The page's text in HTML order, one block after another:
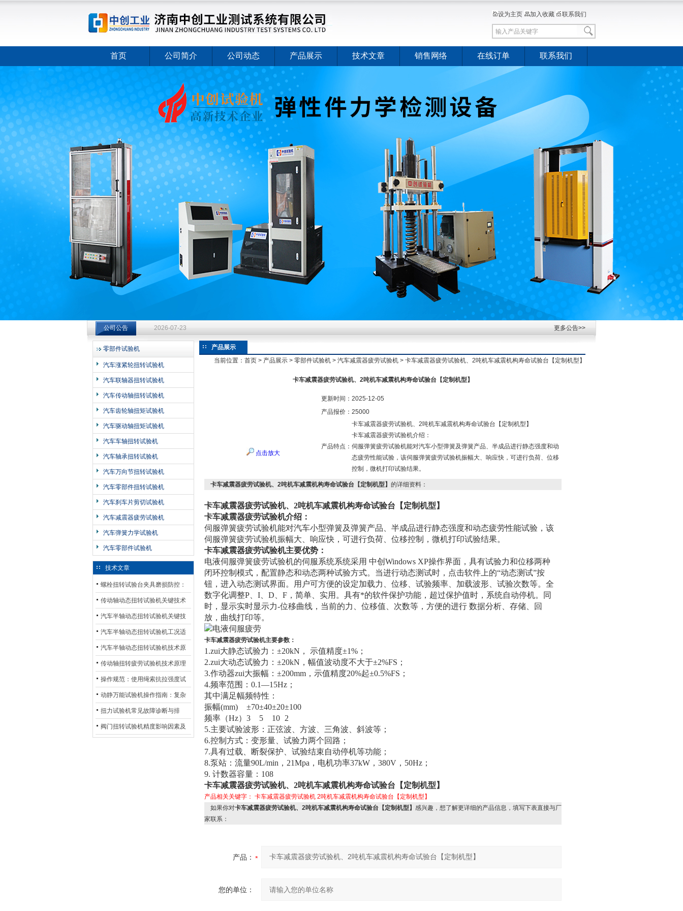
济南中创工业测试系统有限公司
设为主页 加入收藏 联系我们
首页 公司简介 公司动态 产品展示 技术文章 销售网络 在线订单 联系我们
公司公告 2026-07-23
钻杆扭转试验台选型指南：从额定扭矩到加载频率的工况适配逻辑
2026-07-23
钻杆扭转试验台选型指南：从额定扭矩到加载频率的工况适配逻辑
2026-07-23
更多公告>>
零部件试验机
汽车涨紧轮扭转试验机
汽车联轴器扭转试验机
汽车传动轴扭转试验机
汽车齿轮轴扭矩试验机
汽车驱动轴扭矩试验机
汽车车轴扭转试验机
汽车轴承扭转试验机
汽车万向节扭转试验机
汽车零部件扭转试验机
汽车刹车片剪切试验机
汽车减震器疲劳试验机
汽车弹簧力学试验机
汽车零部件试验机
技术文章
螺栓扭转试验台夹具磨损防控：
材质选型与表面处理的耐用性优
化
传动轴动态扭转试验机关键技术
及产业落地应用
汽车半轴动态扭转试验机关键技
术及产业落地应用
汽车半轴动态扭转试验机工况适
配与质控应用探析
汽车半轴动态扭转试验机技术原
理与行业应用
传动轴扭转疲劳试验机技术原理
与行业应用
操作规范：使用绳索抗拉强度试
验机的完整测试步骤
动静万能试验机操作指南：复杂
动态测试的标准化流程
扭力试验机常见故障诊断与排
除：从传感器信号异常到机械传
阀门扭转试验机精度影响因素及
产品展示
当前位置： 首页 > 产品展示 > 零部件试验机 > 汽车减震器疲劳试验机 > 卡车减震器疲劳试验机、2吨机车减震机构寿命试验台【定制机型】
卡车减震器疲劳试验机、2吨机车减震机构寿命试验台【定制机型】
点击放大
更新时间： 2025-12-05
产品报价： 25000
产品特点：
卡车减震器疲劳试验机、2吨机车减震机构寿命试验台【定制机型】
卡车减震器疲劳试验机介绍：
伺服弹簧疲劳试验机能对汽车小型弹簧及弹簧产品、半成品进行静态强度和动
态疲劳性能试验，该伺服弹簧疲劳试验机振幅大、响应快，可进行负荷、位移
控制，微机打印试验结果。
卡车减震器疲劳试验机、2吨机车减震机构寿命试验台【定制机型】 的详细资料：
卡车减震器疲劳试验机、2吨机车减震机构寿命试验台【定制机型】
卡车减震器疲劳试验机介绍：
伺服弹簧疲劳试验机能对汽车小型弹簧及弹簧产品、半成品进行静态强度和动态疲劳性能试验，该
伺服弹簧疲劳试验机振幅大、响应快，可进行负荷、位移控制，微机打印试验结果。
卡车减震器疲劳试验机主要优势：
电液伺服弹簧疲劳试验机的伺服系统系统采用 中创Windows XP操作界面，具有试验力和位移两种
闭环控制模式，配置静态和动态两种试验方式。当进行动态测试时，点击软件上的“动态测试”按
钮，进入动态测试界面。用户可方便的设定加载力、位移、试验频率、加载波形、试验次数等。全
数字化调整P、I、D、F，简单、实用。具有*的软件保护功能，超过保护值时，系统自动停机。同
时，显示实时显示力-位移曲线，当前的力、位移值、次数等，方便的进行 数据分析、存储、回
放，曲线打印等。
卡车减震器疲劳试验机主要参数：
1.zui大静态试验力：±20kN， 示值精度±1%；
2.zui大动态试验力：±20kN，幅值波动度不大于±2%FS；
3.作动器zui大振幅：±200mm，示值精度20%起±0.5%FS；
4.频率范围：0.1—15Hz；
其中满足幅频特性：
振幅(mm)
±70±40±20±100
频率（Hz） 3 5 10 2
5.主要试验波形：正弦波、方波、三角波、斜波等；
6.控制方式：变形量、试验力两个回路；
7.具有过载、断裂保护、试验结束自动停机等功能；
8.泵站：流量90L/min，21Mpa，电机功率37kW，380V，50Hz；
9. 计数器容量：108
卡车减震器疲劳试验机、2吨机车减震机构寿命试验台【定制机型】
产品相关关键字： 卡车减震器疲劳试验机 2吨机车减震机构寿命试验台【定制机型】
如果你对卡车减震器疲劳试验机、2吨机车减震机构寿命试验台【定制机型】 感兴趣，想了解更详细的产品信息，填写下表直接与厂
家联系：
产品：
您的单位：